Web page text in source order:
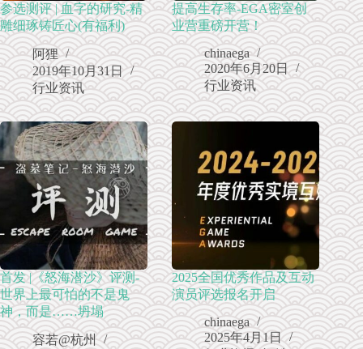
参选测评 | 血字的研究-精
雕细琢铸匠心(有福利)
阿狸
2019年10月31日
行业资讯
提高生存率-EGA密室创
业营重磅开营！
chinaega
2020年6月20日
行业资讯
首发 |《怒海潜沙》评测-
世界上最可怕的不是鬼
神，而是……坍塌
容若@杭州
2025全国优秀作品及互动
演员评选报名开启
chinaega
2025年4月1日